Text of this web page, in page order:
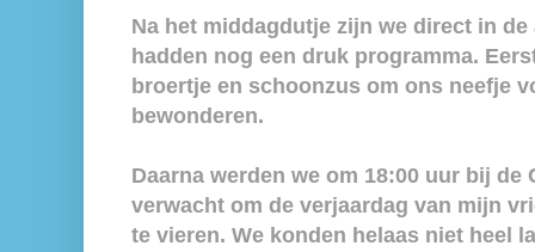
Na het middagdutje zijn we direct in
hadden nog een druk programma.
broertje en schoonzus om ons neefje
bewonderen.
Daarna werden we om 18:00 uur bij de
verwacht om de verjaardag van mijn
te vieren. We konden helaas niet heel